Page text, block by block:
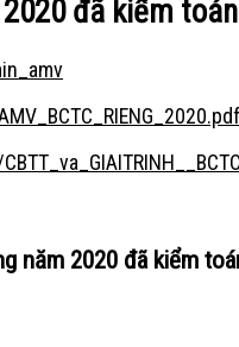
đã kiểm
năm 2020 đã kiểm